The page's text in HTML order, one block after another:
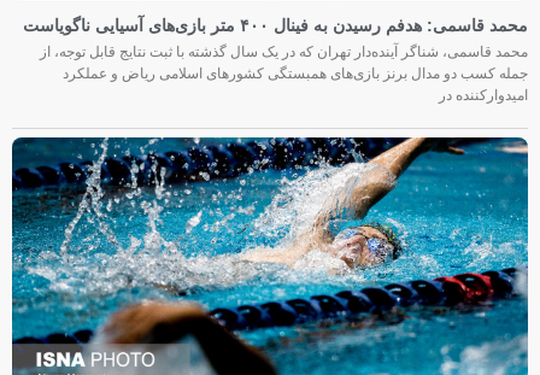
محمد قاسمی: هدفم رسیدن به فینال ۴۰۰ متر بازی‌های آسیایی ناگویاست
محمد قاسمی، شناگر آینده‌دار تهران که در یک سال گذشته با ثبت نتایج قابل توجه، از
جمله کسب دو مدال برنز بازی‌های همبستگی کشورهای اسلامی ریاض و عملکرد
امیدوارکننده در